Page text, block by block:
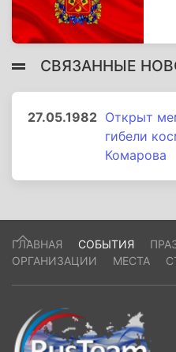
СВЯЗАННЫЕ
27.05.1982 Открыт
гибели
Комарова
ГЛАВНАЯ СОБЫТИЯ
ОРГАНИЗАЦИИ
МЕСТА